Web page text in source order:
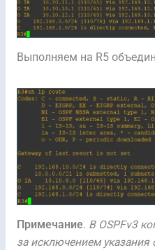
Выполняем на R5
Примечание. В OSPFv3
за исключением указания